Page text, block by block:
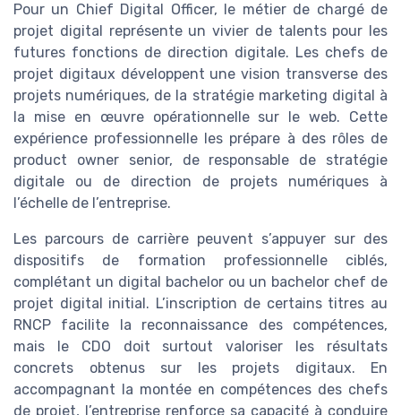
Pour un Chief Digital Officer, le métier de chargé de
projet digital représente un vivier de talents pour les
futures fonctions de direction digitale. Les chefs de
projet digitaux développent une vision transverse des
projets numériques, de la stratégie marketing digital à
la mise en œuvre opérationnelle sur le web. Cette
expérience professionnelle les prépare à des rôles de
product owner senior, de responsable de stratégie
digitale ou de direction de projets numériques à
l’échelle de l’entreprise.
Les parcours de carrière peuvent s’appuyer sur des
dispositifs de formation professionnelle ciblés,
complétant un digital bachelor ou un bachelor chef de
projet digital initial. L’inscription de certains titres au
RNCP facilite la reconnaissance des compétences,
mais le CDO doit surtout valoriser les résultats
concrets obtenus sur les projets digitaux. En
accompagnant la montée en compétences des chefs
de projet, l’entreprise renforce sa capacité à conduire